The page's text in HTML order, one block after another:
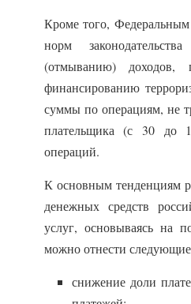
Кроме того,
норм
(отмыванию) доходов,
финансированию
суммы по операциям, не
плательщика (с 30 до
операций.
К основным тенденциям
денежных средств
услуг, основываясь на
можно отнести
снижение доли